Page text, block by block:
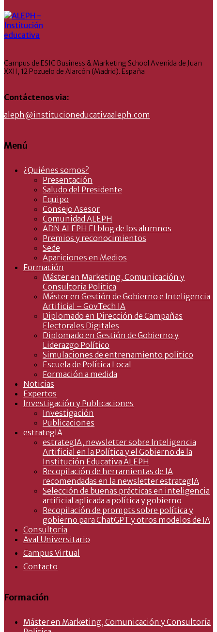
Campus de ESIC Business & Marketing School Avenida de Juan
XXII, 12 Pozuelo de Alarcón (Madrid). España
Contáctenos via:
aleph@institucioneducativaaleph.com
Menú
¿Quiénes somos?
Presentación
Saludo del Presidente
Equipo
Consejo Asesor
Comunidad ALEPH
ADN ALEPH El blog de los alumnos
Premios y reconocimientos
Sede
Apariciones en Medios
Formación
Máster en Marketing, Comunicación y
Consultoría Política
Máster en Gestión de Gobierno e Inteligencia
Artificial – GovTech IA
Diplomado en Dirección de Campañas
Electorales Digitales
Diplomado en Gestión de Gobierno y
Liderazgo Político
Simulaciones de entrenamiento político
Escuela de Política Local
Formación a medida
Noticias
Expertos
Investigación y Publicaciones
Investigación
Publicaciones
estrategIA
estrategIA, newsletter sobre Inteligencia
Artificial en la Política y el Gobierno de la
Institución Educativa ALEPH
Recopilación de herramientas de IA
recomendadas en la newsletter estrategIA
Selección de buenas prácticas en inteligencia
artificial aplicada a política y gobierno
Recopilación de prompts sobre política y
gobierno para ChatGPT y otros modelos de IA
Consultoría
Aval Universitario
Campus Virtual
Contacto
Formación
Máster en Marketing, Comunicación y Consultoría